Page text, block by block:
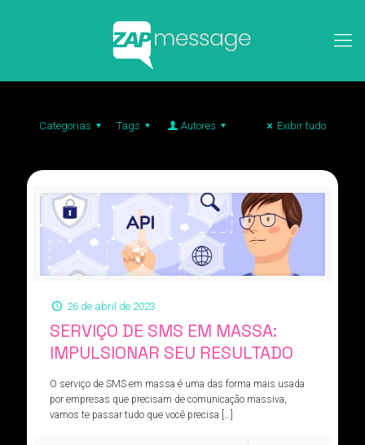
Categorias Tags Autores Exibir tudo
26 de abril de 2023
SERVIÇO DE SMS EM MASSA:
IMPULSIONAR SEU RESULTADO
O serviço de SMS em massa é uma das forma mais usada
por empresas que precisam de comunicação massiva,
vamos te passar tudo que você precisa